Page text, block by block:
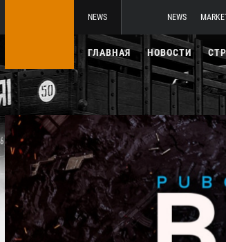
NEWS NEWS
ГЛАВНАЯ НОВОСТИ